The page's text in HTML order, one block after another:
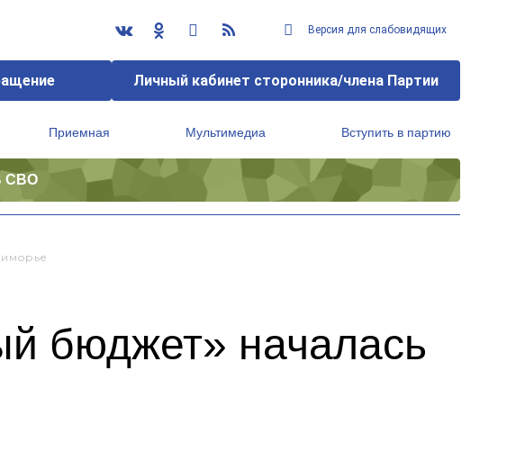
Версия для слабовидящих
Личный кабинет сторонника/члена Партии
Приемная Мультимедиа Вступить в партию
СВО
бюджет» началась